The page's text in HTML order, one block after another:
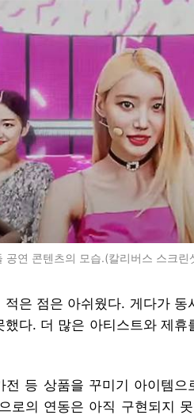
공연 콘텐츠의 모습.(칼리버스 스크린
적은 점은 아쉬웠다. 게다가
했다. 더 많은 아티스트와 제
전 등 상품을 꾸미기 아이템
로의 연동은 아직 구현되지